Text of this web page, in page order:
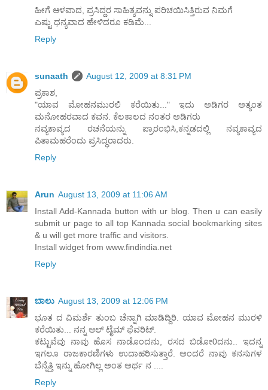
ಹೀಗೆ ಆಳವಾದ, ಪ್ರಸಿದ್ದರ ಸಾಹಿತ್ಯವನ್ನು ಪರಿಚಯಿಸಿತ್ತಿರುವ ನಿಮಗೆ
ಎಷ್ಟು ಧನ್ಯವಾದ ಹೇಳಿದರೂ ಕಡಿಮೆ...
Reply
sunaath
August 12, 2009 at 8:31 PM
ಪ್ರಕಾಶ,
"ಯಾವ ಮೋಹನಮುರಲಿ ಕರೆಯಿತು..." ಇದು ಅಡಿಗರ ಅತ್ಯಂತ
ಮನೋಹರವಾದ ಕವನ. ಕೆಲಕಾಲದ ನಂತರ ಅಡಿಗರು
ನವ್ಯಕಾವ್ಯದ ರಚನೆಯನ್ನು ಪ್ರಾರಂಭಿಸಿ,ಕನ್ನಡದಲ್ಲಿ ನವ್ಯಕಾವ್ಯದ
ಪಿತಾಮಹರೆಂದು ಪ್ರಸಿದ್ಧರಾದರು.
Reply
Arun August 13, 2009 at 11:06 AM
Install Add-Kannada button with ur blog. Then u can easily
submit ur page to all top Kannada social bookmarking sites
& u will get more traffic and visitors.
Install widget from www.findindia.net
Reply
ಬಾಲು August 13, 2009 at 12:06 PM
ಭೂತ ದ ವಿಮರ್ಶೆ ತುಂಬ ಚೆನ್ನಾಗಿ ಮಾಡಿದ್ದಿರಿ. ಯಾವ ಮೋಹನ ಮುರಳಿ
ಕರೆಯಿತು... ನನ್ನ ಆಲ್ ಟೈಮ್ ಫೆವರಿಟ್.
ಕಟ್ಟುವೆವು ನಾವು ಹೊಸ ನಾಡೊಂದನು, ರಸದ ಬಿಡೋ0ದನು.. ಇದನ್ನ
ಇಗಲೂ ರಾಜಕಾರಣಿಗಳು ಉದಾಹರಿಸುತ್ತಾರೆ. ಅಂದರೆ ನಾವು ಕನಸುಗಳ
ಬೆನ್ನೆತ್ತಿ ಇನ್ನು ಹೋಗಿಲ್ಲ ಅಂತ ಅರ್ಥ ನ ....
Reply